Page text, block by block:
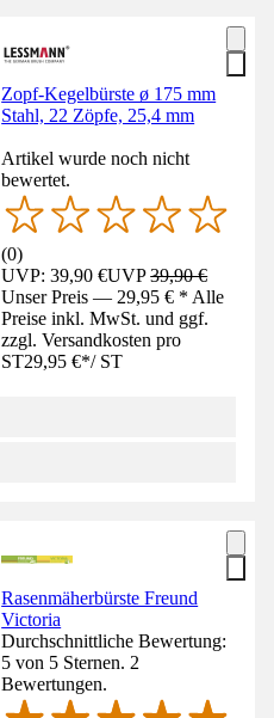
Zopf-Kegelbürste ø 175 mm
Stahl, 22 Zöpfe, 25,4 mm
Artikel wurde noch nicht
bewertet.
(0)
UVP: 39,90 €UVP39,90 €
Unser Preis — 29,95 € * Alle
Preise inkl. MwSt. und ggf.
zzgl. Versandkosten pro
ST29,95 €*/ ST
Rasenmäherbürste Freund
Victoria
Durchschnittliche Bewertung:
5 von 5 Sternen. 2
Bewertungen.